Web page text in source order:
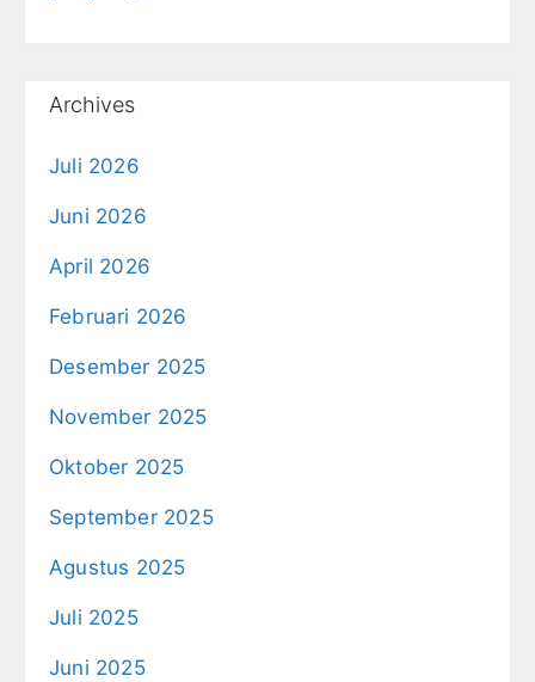
Archives
Juli 2026
Juni 2026
April 2026
Februari 2026
Desember 2025
November 2025
Oktober 2025
September 2025
Agustus 2025
Juli 2025
Juni 2025